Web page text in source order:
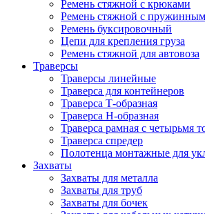
Ремень стяжной с крюками
Ремень стяжной с
Ремень буксировочный
Цепи для крепления груза
Ремень стяжной для автовоза
Траверсы
Траверсы линейные
Траверса для контейнеров
Траверса Т-образная
Траверса Н-образная
Траверса рамная с четырьмя
Траверса спредер
Полотенца монтажные для
Захваты
Захваты для металла
Захваты для труб
Захваты для бочек